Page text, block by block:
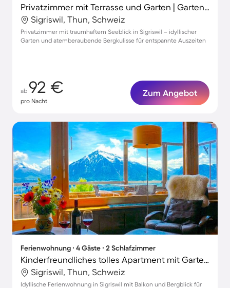
Privatzimmer mit Terrasse und Garten | Gartenblick | Haustierfreundlich
Sigriswil, Thun, Schweiz
Privatzimmer mit traumhaftem Seeblick in Sigriswil – idyllischer
Garten und atemberaubende Bergkulisse für entspannte Auszeiten
ab 92 €
pro Nacht
Zum Angebot
Ferienwohnung ∙ 4 Gäste ∙ 2 Schlafzimmer
Kinderfreundliches tolles Apartment mit Garten | Bergblick
Sigriswil, Thun, Schweiz
Idyllische Ferienwohnung in Sigriswil mit Balkon und Bergblick für